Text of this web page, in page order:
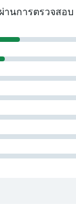
านการตรวจสอบ